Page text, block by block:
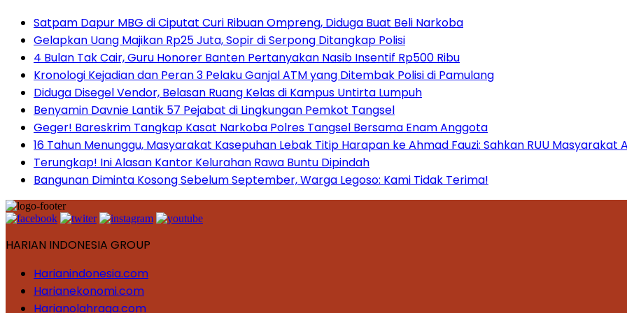
Satpam Dapur MBG di Ciputat Curi Ribuan Ompreng, Diduga Buat Beli Narkoba
Gelapkan Uang Majikan Rp25 Juta, Sopir di Serpong Ditangkap Polisi
4 Bulan Tak Cair, Guru Honorer Banten Pertanyakan Nasib Insentif Rp500 Ribu
Kronologi Kejadian dan Peran 3 Pelaku Ganjal ATM yang Ditembak Polisi di Pamulang
Diduga Disegel Vendor, Belasan Ruang Kelas di Kampus Untirta Lumpuh
Benyamin Davnie Lantik 57 Pejabat di Lingkungan Pemkot Tangsel
Geger! Bareskrim Tangkap Kasat Narkoba Polres Tangsel Bersama Enam Anggota
16 Tahun Menunggu, Masyarakat Kasepuhan Lebak Titip Harapan ke Ahmad Fauzi: Sahkan RUU Masyarakat
Terungkap! Ini Alasan Kantor Kelurahan Rawa Buntu Dipindah
Bangunan Diminta Kosong Sebelum September, Warga Legoso: Kami Tidak Terima!
HARIAN INDONESIA GROUP
Harianindonesia.com
Harianekonomi.com
Harianolahraga.com